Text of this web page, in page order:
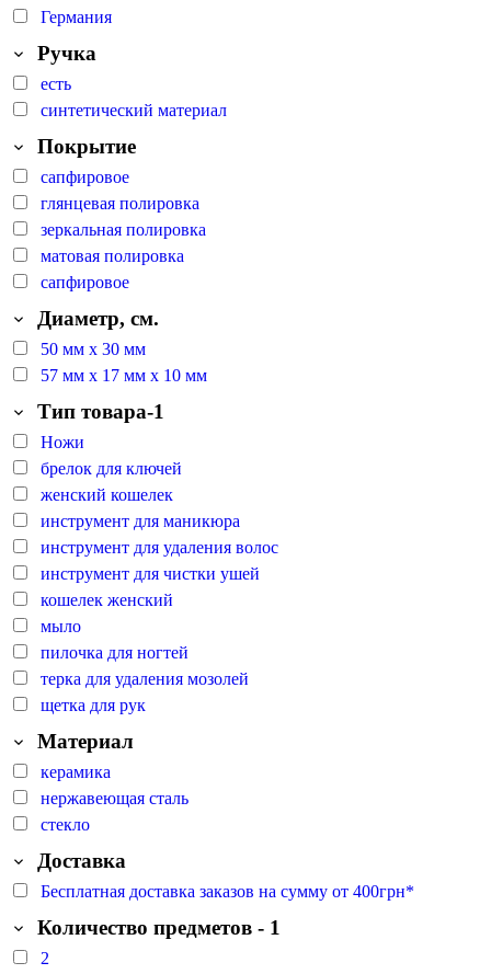
Германия
Ручка
есть
синтетический материал
Покрытие
cапфировое
глянцевая полировка
зеркальная полировка
матовая полировка
сапфировое
Диаметр, см.
50 мм х 30 мм
57 мм х 17 мм х 10 мм
Тип товара-1
Ножи
брелок для ключей
женский кошелек
инструмент для маникюра
инструмент для удаления волос
инструмент для чистки ушей
кошелек женский
мыло
пилочка для ногтей
терка для удаления мозолей
щетка для рук
Материал
керамика
нержавеющая сталь
стекло
Доставка
Бесплатная доставка заказов на сумму от 400грн*
Количество предметов - 1
2